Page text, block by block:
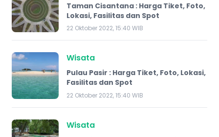
Taman Cisantana : Harga Tiket, Foto,
Lokasi, Fasilitas dan Spot
22 Oktober 2022, 15:40 WIB
Wisata
Pulau Pasir : Harga Tiket, Foto, Lokasi,
Fasilitas dan Spot
22 Oktober 2022, 15:40 WIB
Wisata